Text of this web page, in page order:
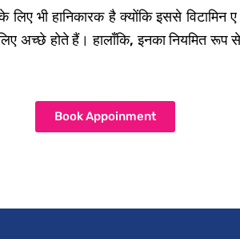
भी हानिकारक है क्योंकि इससे
अच्छे होते हैं। हालाँकि, इनका नियमित रूप
Book Appoinment